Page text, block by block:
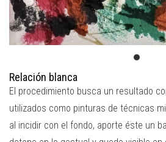
Relación blanca
El procedimiento busca un resultado
utilizados como pinturas de técnicas
al incidir con el fondo, aporte éste un